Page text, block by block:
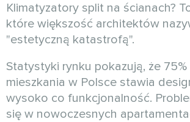
Klimatyzatory split na ścianach?
które większość architektów
"estetyczną katastrofą".
Statystyki rynku pokazują, że
mieszkania w Polsce stawia
wysoko co funkcjonalność.
się w nowoczesnych